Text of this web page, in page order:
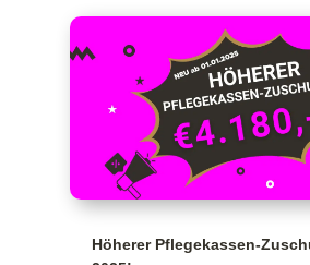
Höherer Pflegekassen-